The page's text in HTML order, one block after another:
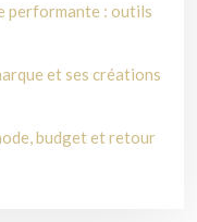
performante : outils
et ses créations
budget et retour